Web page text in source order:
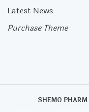
Latest News
Purchase Theme
SHEMO PHARM